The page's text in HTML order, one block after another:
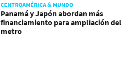
CENTROAMÉRICA & MUNDO
Panamá y Japón abordan más
financiamiento para ampliación del
metro